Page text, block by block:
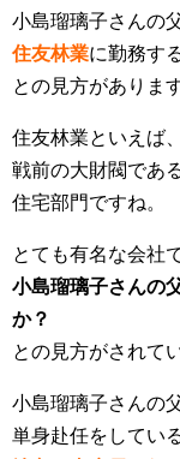
小島瑠璃子さんの
住友林業に勤務す
との見方があります
住友林業といえば、
戦前の大財閥であ
住宅部門ですね。
とても有名な会社
小島瑠璃子さんの
か？
との見方がされて
小島瑠璃子さんの
単身赴任をしてい